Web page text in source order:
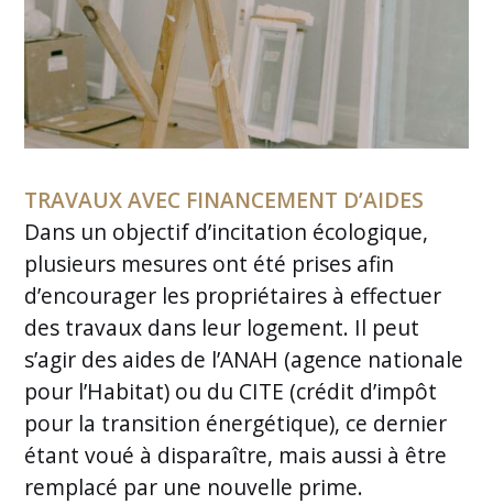
TRAVAUX AVEC FINANCEMENT D’AIDES
Dans un objectif d’incitation écologique,
plusieurs mesures ont été prises afin
d’encourager les propriétaires à effectuer
des travaux dans leur logement. Il peut
s’agir des aides de l’ANAH (agence nationale
pour l’Habitat) ou du CITE (crédit d’impôt
pour la transition énergétique), ce dernier
étant voué à disparaître, mais aussi à être
remplacé par une nouvelle prime.